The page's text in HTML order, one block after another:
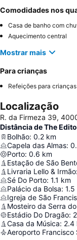
Comodidades nos
Casa de banho com
Aquecimento central
Mostrar mais
Para crianças
Refeições para crianças
Localização
R. da Firmeza 39,
Distância de The
Bolhão: 0.2 km
Capela das Almas:
Porto: 0.6 km
Estação de São
Livraria Lello & Irmão:
Sé Do Porto: 1.1 km
Palácio da Bolsa: 1.5
Igreja de São
Mosteiro da Serra
Estádio Do Dragão:
Casa da Música: 2.4
Aeroporto Francisco